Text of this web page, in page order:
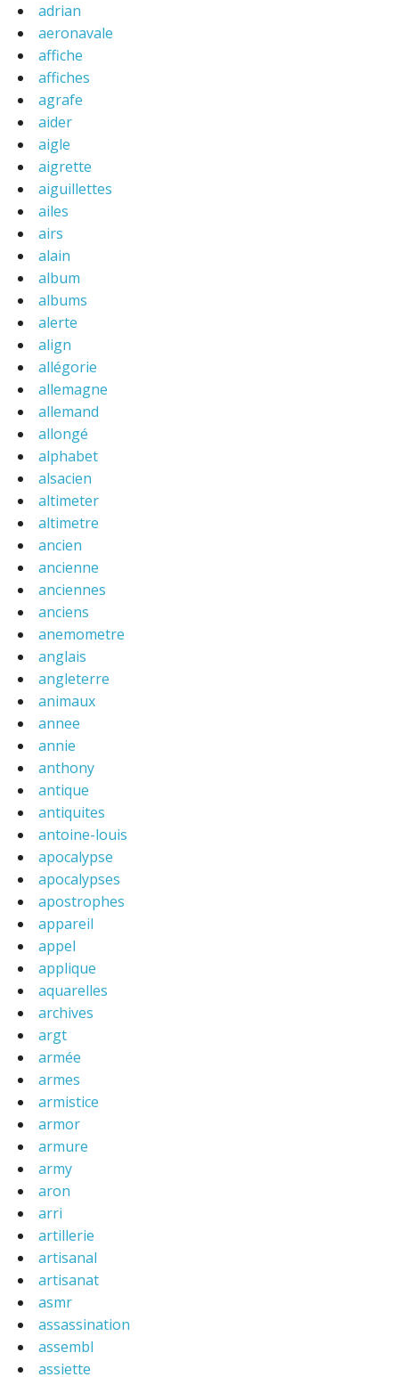
adrian
aeronavale
affiche
affiches
agrafe
aider
aigle
aigrette
aiguillettes
ailes
airs
alain
album
albums
alerte
align
allégorie
allemagne
allemand
allongé
alphabet
alsacien
altimeter
altimetre
ancien
ancienne
anciennes
anciens
anemometre
anglais
angleterre
animaux
annee
annie
anthony
antique
antiquites
antoine-louis
apocalypse
apocalypses
apostrophes
appareil
appel
applique
aquarelles
archives
argt
armée
armes
armistice
armor
armure
army
aron
arri
artillerie
artisanal
artisanat
asmr
assassination
assembl
assiette